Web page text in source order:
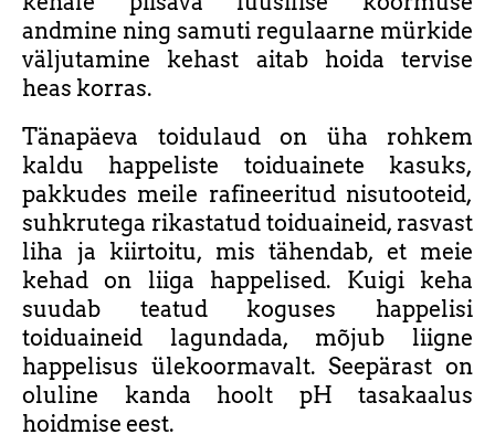
andmine ning samuti regulaarne mürkide
väljutamine kehast aitab hoida tervise
heas korras.
Tänapäeva toidulaud on üha rohkem
kaldu happeliste toiduainete kasuks,
pakkudes meile rafineeritud nisutooteid,
suhkrutega rikastatud toiduaineid, rasvast
liha ja kiirtoitu, mis tähendab, et meie
kehad on liiga happelised. Kuigi keha
suudab teatud koguses happelisi
toiduaineid lagundada, mõjub liigne
happelisus ülekoormavalt. Seepärast on
oluline kanda hoolt pH tasakaalus
hoidmise eest.